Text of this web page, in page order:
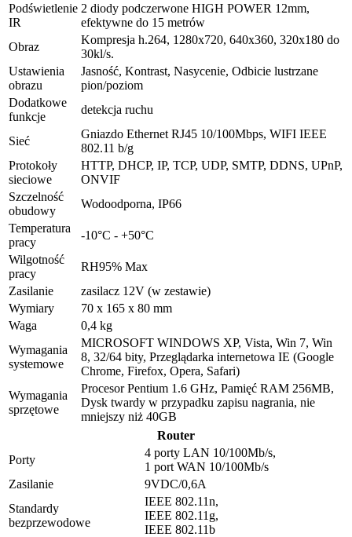
Podświetlenie
IR
2 diody podczerwone HIGH POWER 12mm,
efektywne do 15 metrów
Obraz
Kompresja h.264, 1280x720, 640x360, 320x180 do
30kl/s.
Ustawienia
obrazu
Jasność, Kontrast, Nasycenie, Odbicie lustrzane
pion/poziom
Dodatkowe
funkcje
detekcja ruchu
Sieć
Gniazdo Ethernet RJ45 10/100Mbps, WIFI IEEE
802.11 b/g
Protokoły
sieciowe
HTTP, DHCP, IP, TCP, UDP, SMTP, DDNS, UPnP,
ONVIF
Szczelność
obudowy
Wodoodporna, IP66
Temperatura
pracy
-10°C - +50°C
Wilgotność
pracy
RH95% Max
Zasilanie
zasilacz 12V (w zestawie)
Wymiary
70 x 165 x 80 mm
Waga
0,4 kg
Wymagania
systemowe
MICROSOFT WINDOWS XP, Vista, Win 7, Win
8, 32/64 bity, Przeglądarka internetowa IE (Google
Chrome, Firefox, Opera, Safari)
Wymagania
sprzętowe
Procesor Pentium 1.6 GHz, Pamięć RAM 256MB,
Dysk twardy w przypadku zapisu nagrania, nie
mniejszy niż 40GB
Router
Porty
4 porty LAN 10/100Mb/s,
1 port WAN 10/100Mb/s
Zasilanie
9VDC/0,6A
Standardy
bezprzewodowe
IEEE 802.11n,
IEEE 802.11g,
IEEE 802.11b